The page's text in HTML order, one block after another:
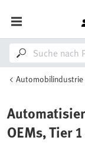
Automobilindustrie
OEMs, Tier